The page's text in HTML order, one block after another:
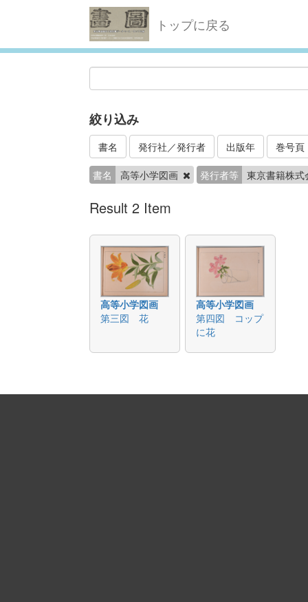
トップに戻る
絞り込み
書名 発行社／発行者 出版年 巻号頁
書名 高等小学図画 発行者等 東京書籍株
Result 2 Item
高等小学図画
第三図 花
高等小学図画
第四図 コップ
に花